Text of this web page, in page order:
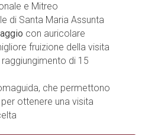
e Mitreo
di Santa Maria Assunta
con auricolare
fruizione della visita
di 15
che permettono
ottenere una visita